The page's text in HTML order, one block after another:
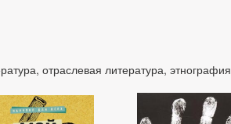
отраслевая литература, этнография